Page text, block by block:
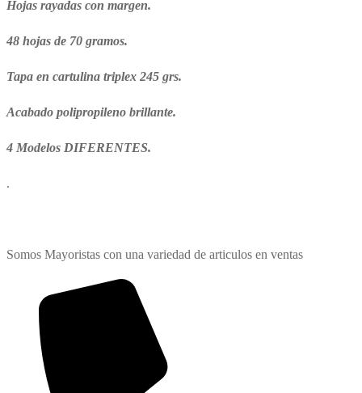
Hojas rayadas con margen.
48 hojas de 70 gramos.
Tapa en cartulina triplex 245 grs.
Acabado polipropileno brillante.
4 Modelos DIFERENTES.
.
Somos Mayoristas con una variedad de articulos en ventas